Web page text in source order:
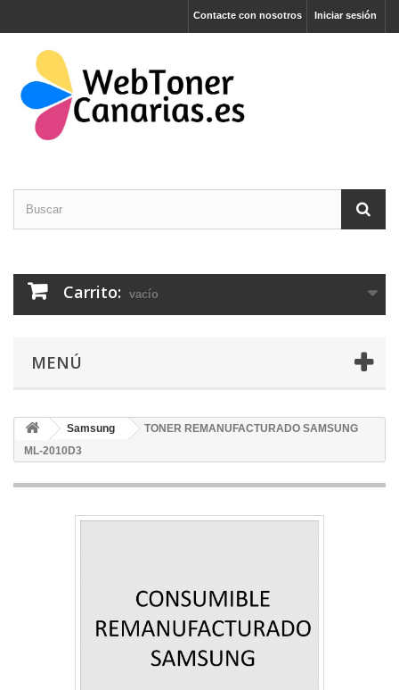
Iniciar sesión
Contacte con nosotros
Carrito: vacío
MENÚ
Samsung
TONER REMANUFACTURADO SAMSUNG
ML-2010D3